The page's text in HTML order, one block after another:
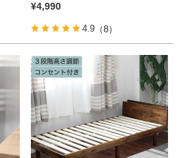
¥4,990
4.9 （8）